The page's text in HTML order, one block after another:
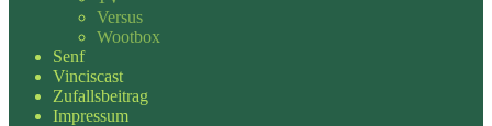
Versus
Wootbox
Senf
Vinciscast
Zufallsbeitrag
Impressum